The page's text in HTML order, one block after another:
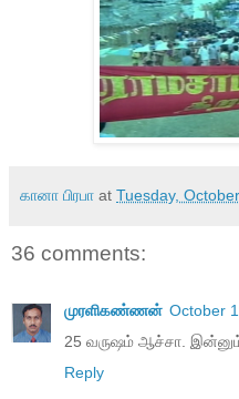
கானா பிரபா at Tuesday,
36 comments:
முரளிகண்ணன் October
25 வருஷம் ஆச்சா. இன்னும்
Reply